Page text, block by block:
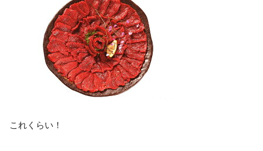
これくらい！